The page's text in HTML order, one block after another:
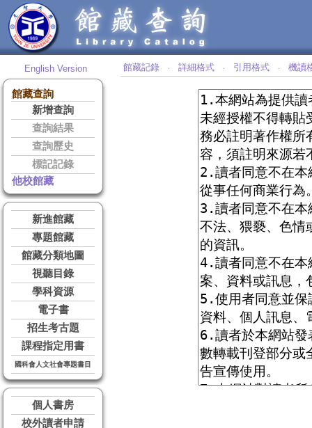
English Version
館藏查詢
新增查詢
查詢結果
查詢歷史
標記記錄
他校館藏
新進館藏
專題館藏
館藏分類地圖
視聽目錄
學科資源
電子書
招生考古題
課程指定用書
國科會人文社會專題書目
個人書房
校外讀者申請
館藏記錄 ‧ 詳細格式 ‧ 引用格式 ‧ 機讀